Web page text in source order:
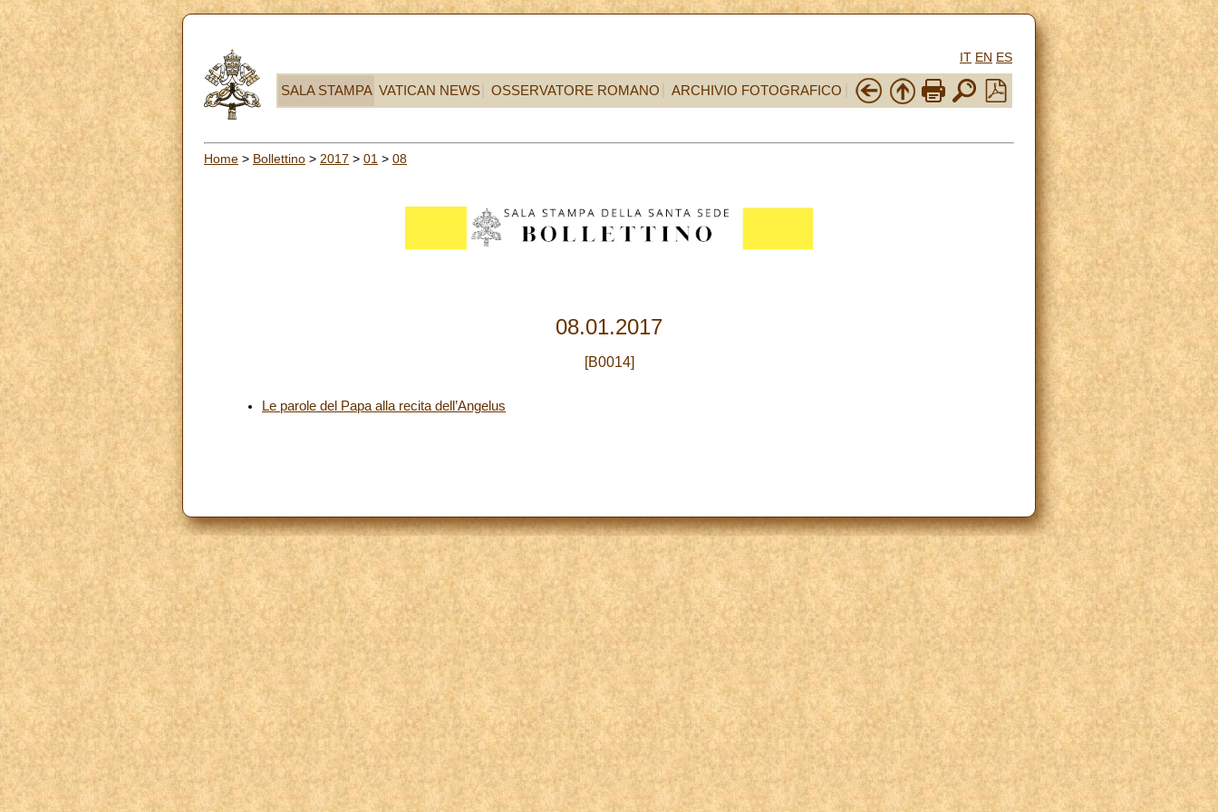
IT EN ES
SALA STAMPA VATICAN NEWS OSSERVATORE ROMANO ARCHIVIO FOTOGRAFICO
Home > Bollettino > 2017 > 01 > 08
08.01.2017
[B0014]
Le parole del Papa alla recita dell’Angelus